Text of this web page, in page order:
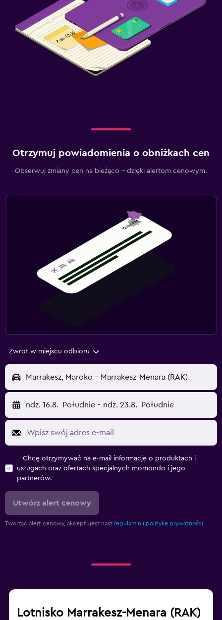
Otrzymuj powiadomienia o obniżkach cen
Obserwuj zmiany cen na bieżąco – dzięki alertom cenowym.
Zwrot w miejscu odbioru
Marrakesz, Maroko - Marrakesz-Menara (RAK)
ndz. 16.8. Południe - ndz. 23.8. Południe
Chcę otrzymywać na e-mail informacje o produktach i
usługach oraz ofertach specjalnych momondo i jego
partnerów.
Utwórz alert cenowy
Tworząc alert cenowy, akceptujesz nasz regulamin i politykę prywatności.
Lotnisko Marrakesz-Menara (RAK)